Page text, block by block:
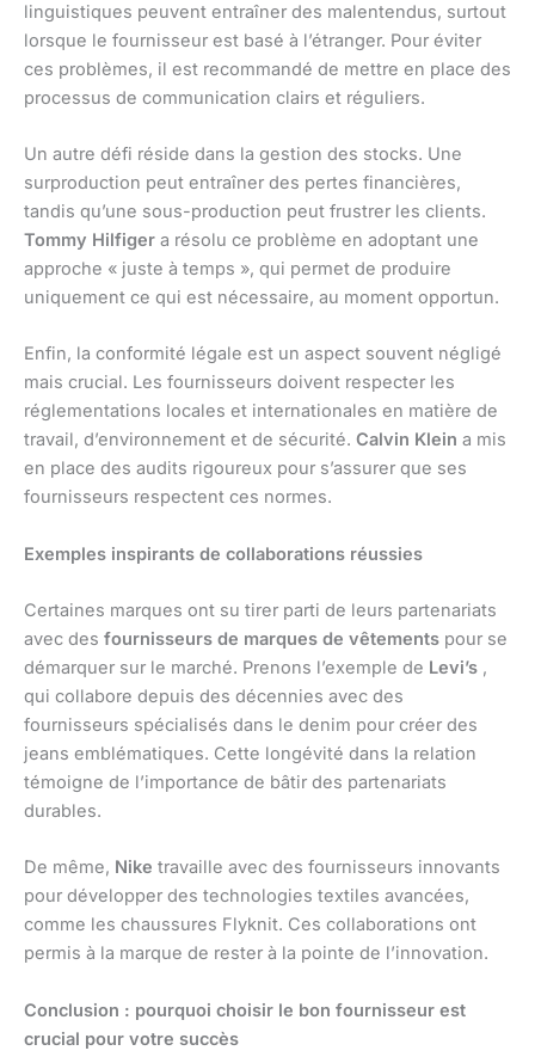
linguistiques peuvent entraîner des malentendus, surtout
lorsque le fournisseur est basé à l’étranger. Pour éviter
ces problèmes, il est recommandé de mettre en place des
processus de communication clairs et réguliers.
Un autre défi réside dans la gestion des stocks. Une
surproduction peut entraîner des pertes financières,
tandis qu’une sous-production peut frustrer les clients.
Tommy Hilfiger a résolu ce problème en adoptant une
approche « juste à temps », qui permet de produire
uniquement ce qui est nécessaire, au moment opportun.
Enfin, la conformité légale est un aspect souvent négligé
mais crucial. Les fournisseurs doivent respecter les
réglementations locales et internationales en matière de
travail, d’environnement et de sécurité. Calvin Klein a mis
en place des audits rigoureux pour s’assurer que ses
fournisseurs respectent ces normes.
Exemples inspirants de collaborations réussies
Certaines marques ont su tirer parti de leurs partenariats
avec des fournisseurs de marques de vêtements pour se
démarquer sur le marché. Prenons l’exemple de Levi’s ,
qui collabore depuis des décennies avec des
fournisseurs spécialisés dans le denim pour créer des
jeans emblématiques. Cette longévité dans la relation
témoigne de l’importance de bâtir des partenariats
durables.
De même, Nike travaille avec des fournisseurs innovants
pour développer des technologies textiles avancées,
comme les chaussures Flyknit. Ces collaborations ont
permis à la marque de rester à la pointe de l’innovation.
Conclusion : pourquoi choisir le bon fournisseur est
crucial pour votre succès